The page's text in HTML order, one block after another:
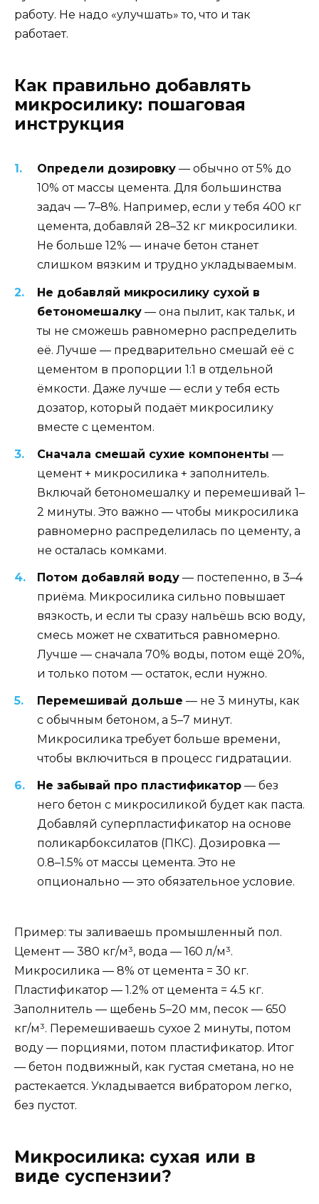
работу. Не надо «улучшать» то, что и так
работает.
Как правильно добавлять
микросилику: пошаговая
инструкция
Определи дозировку — обычно от 5% до
10% от массы цемента. Для большинства
задач — 7–8%. Например, если у тебя 400 кг
цемента, добавляй 28–32 кг микросилики.
Не больше 12% — иначе бетон станет
слишком вязким и трудно укладываемым.
Не добавляй микросилику сухой в
бетономешалку — она пылит, как тальк, и
ты не сможешь равномерно распределить
её. Лучше — предварительно смешай её с
цементом в пропорции 1:1 в отдельной
ёмкости. Даже лучше — если у тебя есть
дозатор, который подаёт микросилику
вместе с цементом.
Сначала смешай сухие компоненты —
цемент + микросилика + заполнитель.
Включай бетономешалку и перемешивай 1–
2 минуты. Это важно — чтобы микросилика
равномерно распределилась по цементу, а
не осталась комками.
Потом добавляй воду — постепенно, в 3–4
приёма. Микросилика сильно повышает
вязкость, и если ты сразу нальёшь всю воду,
смесь может не схватиться равномерно.
Лучше — сначала 70% воды, потом ещё 20%,
и только потом — остаток, если нужно.
Перемешивай дольше — не 3 минуты, как
с обычным бетоном, а 5–7 минут.
Микросилика требует больше времени,
чтобы включиться в процесс гидратации.
Не забывай про пластификатор — без
него бетон с микросиликой будет как паста.
Добавляй суперпластификатор на основе
поликарбоксилатов (ПКС). Дозировка —
0.8–1.5% от массы цемента. Это не
опционально — это обязательное условие.
Пример: ты заливаешь промышленный пол.
Цемент — 380 кг/м³, вода — 160 л/м³.
Микросилика — 8% от цемента = 30 кг.
Пластификатор — 1.2% от цемента = 4.5 кг.
Заполнитель — щебень 5–20 мм, песок — 650
кг/м³. Перемешиваешь сухое 2 минуты, потом
воду — порциями, потом пластификатор. Итог
— бетон подвижный, как густая сметана, но не
растекается. Укладывается вибратором легко,
без пустот.
Микросилика: сухая или в
виде суспензии?